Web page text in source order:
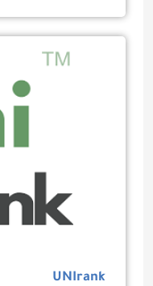
UNIrank